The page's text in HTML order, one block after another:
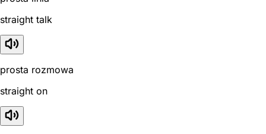
straight talk
prosta rozmowa
straight on